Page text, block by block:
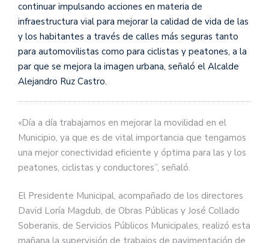
continuar impulsando acciones en materia de
infraestructura vial para mejorar la calidad de vida de las
y los habitantes a través de calles más seguras tanto
para automovilistas como para ciclistas y peatones, a la
par que se mejora la imagen urbana, señaló el Alcalde
Alejandro Ruz Castro.
«Día a día trabajamos en mejorar la movilidad en el
Municipio, ya que es de vital importancia que tengamos
una mejor conectividad eficiente y óptima para las y los
peatones, ciclistas y conductores”, señaló.
El Presidente Municipal, acompañado de los directores
David Loría Magdub, de Obras Públicas y José Collado
Soberanis, de Servicios Públicos Municipales, realizó esta